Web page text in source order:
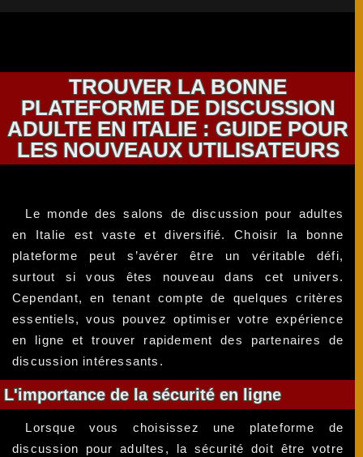
TROUVER LA BONNE
PLATEFORME DE DISCUSSION
ADULTE EN ITALIE : GUIDE POUR
LES NOUVEAUX UTILISATEURS
Le monde des salons de discussion pour adultes
en Italie est vaste et diversifié. Choisir la bonne
plateforme peut s’avérer être un véritable défi,
surtout si vous êtes nouveau dans cet univers.
Cependant, en tenant compte de quelques critères
essentiels, vous pouvez optimiser votre expérience
en ligne et trouver rapidement des partenaires de
discussion intéressants.
L'importance de la sécurité en ligne
Lorsque vous choisissez une plateforme de
discussion pour adultes, la sécurité doit être votre